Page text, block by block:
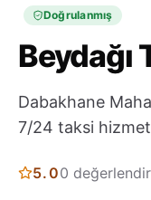
Doğrulanmış
Beydağı
Dabakhane
7/24 taksi
5.00